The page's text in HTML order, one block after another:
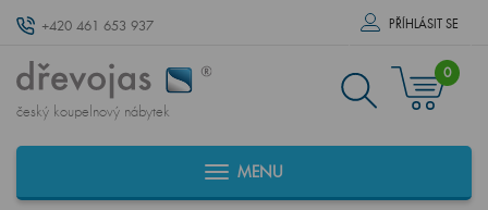
+420 461 653 937 PŘÍHLÁSIT SE
český koupelnový nábytek
0
MENU